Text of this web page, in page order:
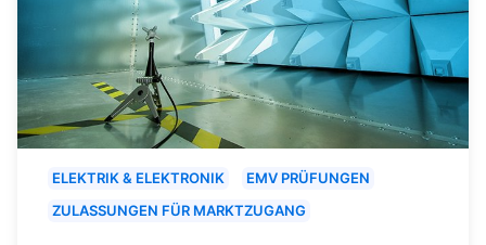
ELEKTRIK & ELEKTRONIK
EMV PRÜFUNGEN
ZULASSUNGEN FÜR MARKTZUGANG